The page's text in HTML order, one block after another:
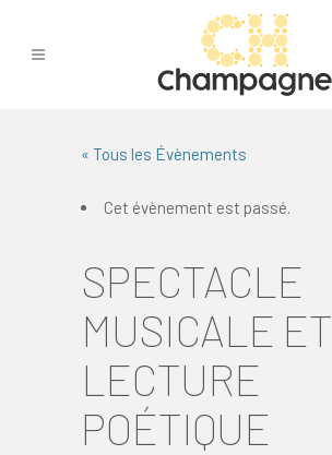
« Tous les Évènements
Cet évènement est passé.
SPECTACLE
MUSICALE ET
LECTURE
POÉTIQUE